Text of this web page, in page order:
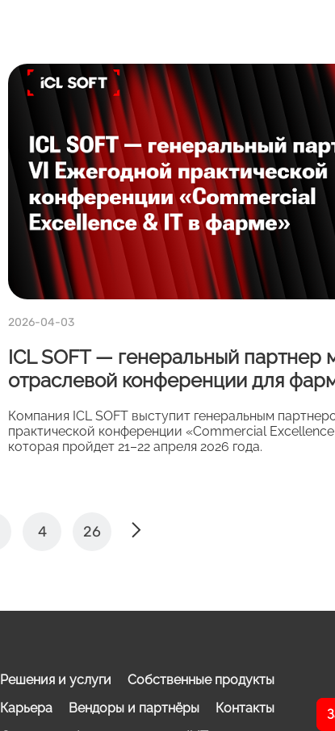
2026-04-03
ICL SOFT — генеральный партнер
отраслевой конференции для
Компания ICL SOFT выступит генеральным
практической конференции «Commercial
которая пройдет 21–22 апреля 2026 года.
4 26
Решения и услуги
Собственные продукты
Карьера Вендоры и партнёры
Контакты